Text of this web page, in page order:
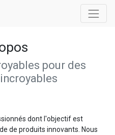
pour des
dont l'objectif est
de produits innovants. Nous